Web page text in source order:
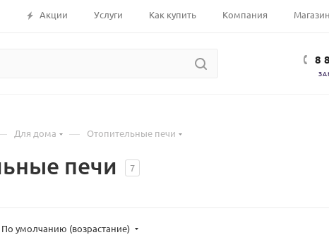
Акции Услуги Как купить Компания
8
Для дома — Отопительные печи
печи 7
По умолчанию (возрастание)